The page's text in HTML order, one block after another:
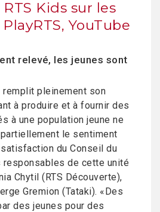
Kids sur les
YouTube
relevé, les jeunes sont
remplit pleinement son
à produire et à fournir des
à une population jeune ne
le sentiment
du Conseil du
responsables de cette unité
Chytil (RTS Découverte),
Gremion (Tataki). «Des
des jeunes pour des